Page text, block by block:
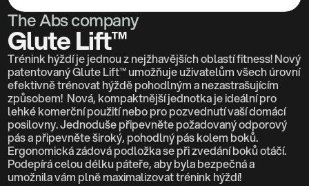
The Abs company
Glute Lift™
Trénink hýždí je jednou z nejžhavějších oblastí fitness! Nový
patentovaný Glute Lift™ umožňuje uživatelům všech úrovní
efektivně trénovat hýždě pohodlným a nezastrašujícím
způsobem!  Nová, kompaktnější jednotka je ideální pro
lehké komerční použití nebo pro pozvednutí vaší domácí
posilovny. Jednoduše připevněte požadovaný odporový
pás a připevněte široký, pohodlný pás kolem boků.
Ergonomická zádová podložka se při zvedání boků otáčí.
Podepírá celou délku páteře, aby byla bezpečná a
umožnila vám plně maximalizovat trénink hýždí!
COMMUNITY
Join
Careers
Docs
About